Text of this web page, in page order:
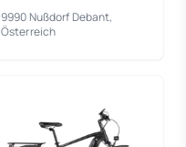
9990 Nußdorf Debant,
Österreich